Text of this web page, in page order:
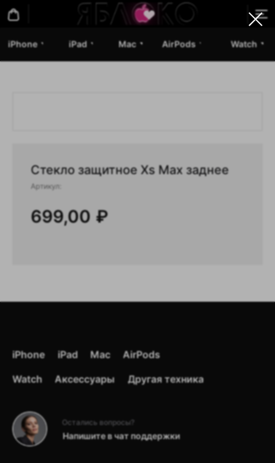
iPhone iPad Mac AirPods Watch
Стекло защитное Xs Max заднее
Артикул:
699,00 ₽
iPhone iPad Mac
AirPods
Watch
Другая техника
Аксессуары
Остались вопросы?
Напишите в чат поддержки
и дефицита товаров, поэтому
могут изменяться.